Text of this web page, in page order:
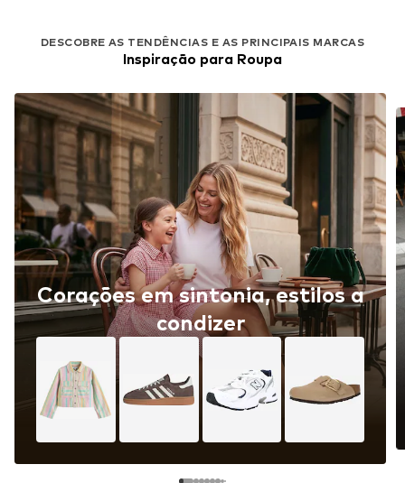
DESCOBRE AS TENDÊNCIAS E AS PRINCIPAIS MARCAS
Inspiração para Roupa
Corações em sintonia, estilos a
condizer